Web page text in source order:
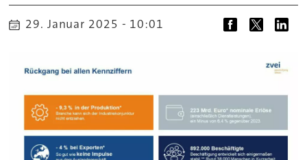
29. Januar 2025 - 10:01